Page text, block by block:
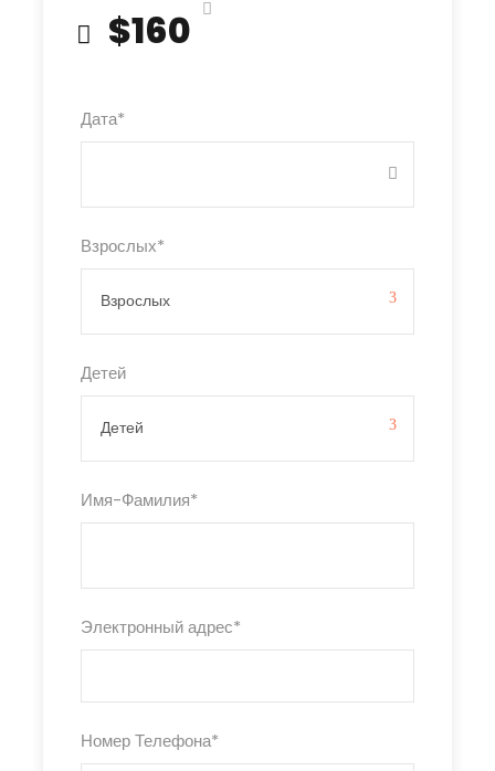
$160
Дата*
Взрослых*
Детей
Имя-Фамилия*
Электронный адрес*
Номер Телефона*